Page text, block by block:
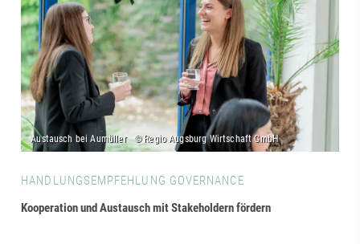
HANDLUNGSEMPFEHLUNG GOVERNANCE
Kooperation und Austausch mit Stakeholdern fördern